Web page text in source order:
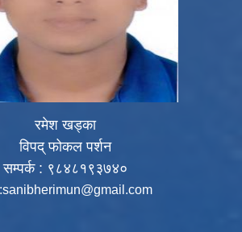
रमेश खड्का
विपद् फोकल पर्शन
सम्पर्क : ९८४८१९३७४०
sanibherimun@gmail.com